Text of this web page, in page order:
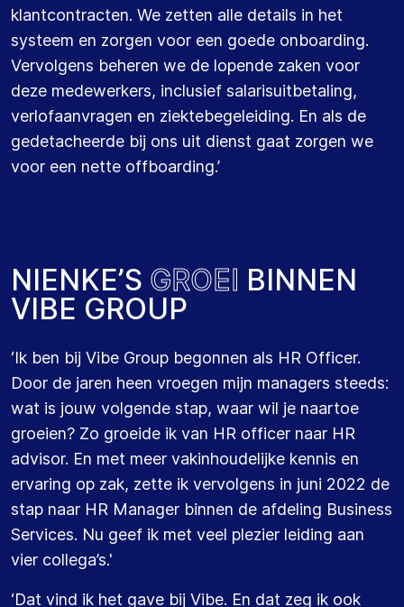
klantcontracten. We zetten alle details in het
systeem en zorgen voor een goede onboarding.
Vervolgens beheren we de lopende zaken voor
deze medewerkers, inclusief salarisuitbetaling,
verlofaanvragen en ziektebegeleiding. En als de
gedetacheerde bij ons uit dienst gaat zorgen we
voor een nette offboarding.’
NIENKE’S GROEI BINNEN
VIBE GROUP
‘Ik ben bij Vibe Group begonnen als HR Officer.
Door de jaren heen vroegen mijn managers steeds:
wat is jouw volgende stap, waar wil je naartoe
groeien? Zo groeide ik van HR officer naar HR
advisor. En met meer vakinhoudelijke kennis en
ervaring op zak, zette ik vervolgens in juni 2022 de
stap naar HR Manager binnen de afdeling Business
Services. Nu geef ik met veel plezier leiding aan
vier collega’s.'
‘Dat vind ik het gave bij Vibe. En dat zeg ik ook